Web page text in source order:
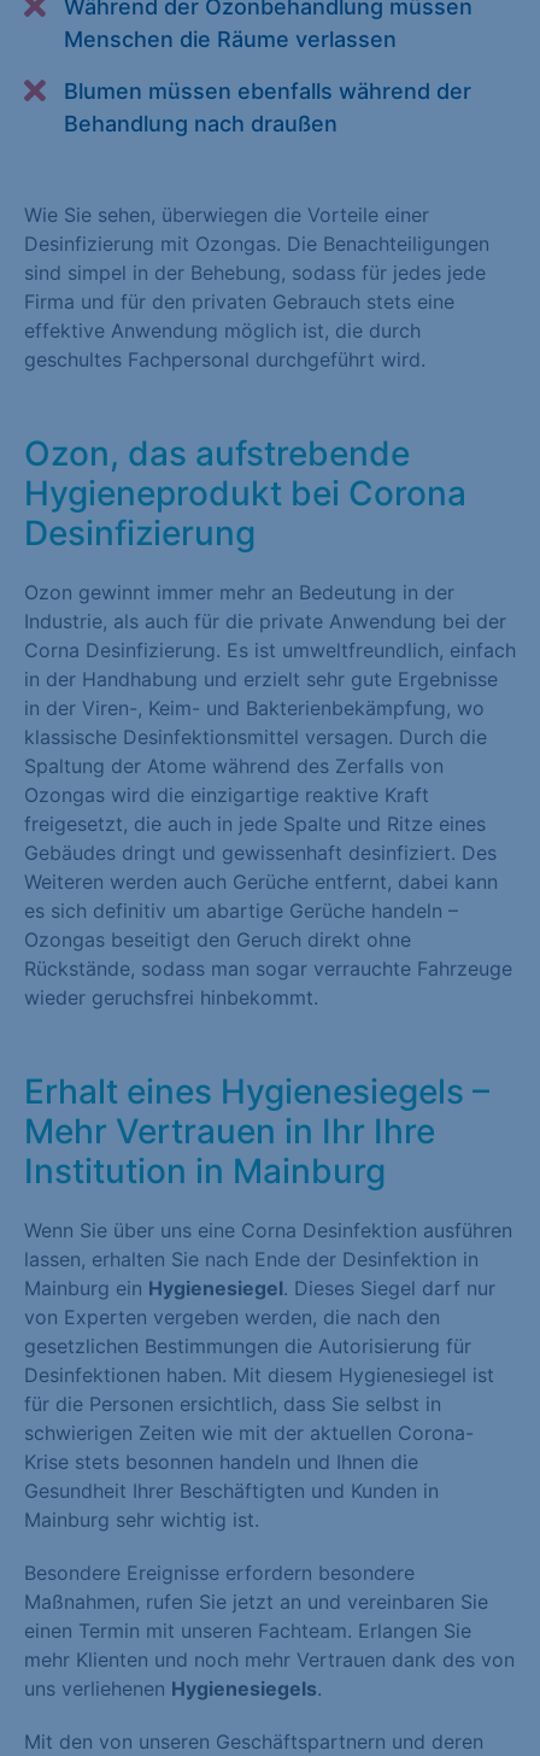
Während der Ozonbehandlung müssen
Menschen die Räume verlassen
Blumen müssen ebenfalls während der
Behandlung nach draußen
Wie Sie sehen, überwiegen die Vorteile einer
Desinfizierung mit Ozongas. Die Benachteiligungen
sind simpel in der Behebung, sodass für jedes jede
Firma und für den privaten Gebrauch stets eine
effektive Anwendung möglich ist, die durch
geschultes Fachpersonal durchgeführt wird.
Ozon, das aufstrebende
Hygieneprodukt bei Corona
Desinfizierung
Ozon gewinnt immer mehr an Bedeutung in der
Industrie, als auch für die private Anwendung bei der
Corna Desinfizierung. Es ist umweltfreundlich, einfach
in der Handhabung und erzielt sehr gute Ergebnisse
in der Viren-, Keim- und Bakterienbekämpfung, wo
klassische Desinfektionsmittel versagen. Durch die
Spaltung der Atome während des Zerfalls von
Ozongas wird die einzigartige reaktive Kraft
freigesetzt, die auch in jede Spalte und Ritze eines
Gebäudes dringt und gewissenhaft desinfiziert. Des
Weiteren werden auch Gerüche entfernt, dabei kann
es sich definitiv um abartige Gerüche handeln –
Ozongas beseitigt den Geruch direkt ohne
Rückstände, sodass man sogar verrauchte Fahrzeuge
wieder geruchsfrei hinbekommt.
Erhalt eines Hygienesiegels –
Mehr Vertrauen in Ihr Ihre
Institution in Mainburg
Wenn Sie über uns eine Corna Desinfektion ausführen
lassen, erhalten Sie nach Ende der Desinfektion in
Mainburg ein Hygienesiegel. Dieses Siegel darf nur
von Experten vergeben werden, die nach den
gesetzlichen Bestimmungen die Autorisierung für
Desinfektionen haben. Mit diesem Hygienesiegel ist
für die Personen ersichtlich, dass Sie selbst in
schwierigen Zeiten wie mit der aktuellen Corona-
Krise stets besonnen handeln und Ihnen die
Gesundheit Ihrer Beschäftigten und Kunden in
Mainburg sehr wichtig ist.
Besondere Ereignisse erfordern besondere
Maßnahmen, rufen Sie jetzt an und vereinbaren Sie
einen Termin mit unseren Fachteam. Erlangen Sie
mehr Klienten und noch mehr Vertrauen dank des von
uns verliehenen Hygienesiegels.
Mit den von unseren Geschäftspartnern und deren
Speichern
Zurück
Essenziell (1)
sind für die einwandfreie Funktion der Website erforderlich.
Cookie-Informationen anzeigen
Statistiken (1)
Statistik Cookies erfassen Informationen anonym. Diese
anonym. Diese Informationen helfen uns zu verstehen, wie
unsere Besucher unsere Website nutzen.
Marketing-Cookies werden von Drittanbietern oder Publishern
verwendet, um personalisierte Werbung anzuzeigen. Sie tun
dies, indem sie Besucher über Websites hinweg verfolgen.
Cookie-Informationen anzeigen
Externe Medien (1)
Inhalte von Videoplattformen und Social-Media-Plattformen
werden standardmäßig blockiert. Wenn Cookies von externen
Medien akzeptiert werden, bedarf der Zugriff auf diese Inhalte
keiner manuellen Einwilligung mehr.
Cookie-Informationen anzeigen
Datenschutzerklärung